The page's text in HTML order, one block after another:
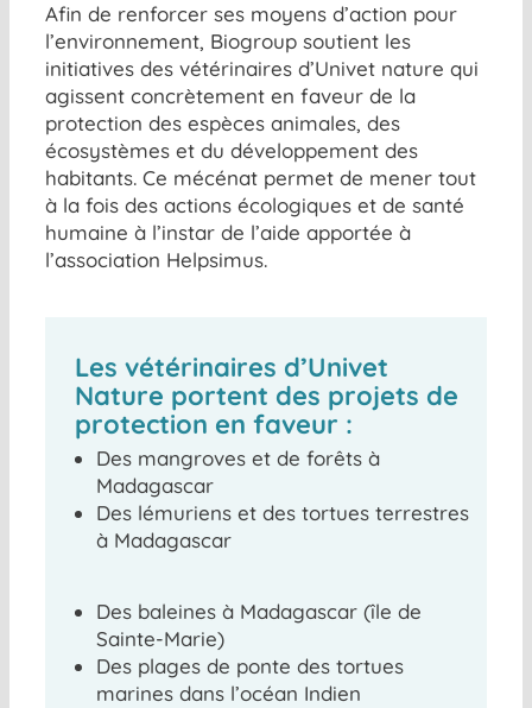
Afin de renforcer ses moyens d’action pour
l’environnement, Biogroup soutient les
initiatives des vétérinaires d’Univet nature qui
agissent concrètement en faveur de la
protection des espèces animales, des
écosystèmes et du développement des
habitants. Ce mécénat permet de mener tout
à la fois des actions écologiques et de santé
humaine à l’instar de l’aide apportée à
l’association Helpsimus.
Les vétérinaires d’Univet
Nature portent des projets de
protection en faveur :
Des mangroves et de forêts à
Madagascar
Des lémuriens et des tortues terrestres
à Madagascar
Des baleines à Madagascar (île de
Sainte-Marie)
Des plages de ponte des tortues
marines dans l’océan Indien